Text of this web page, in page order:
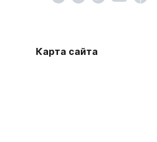
Карта сайта